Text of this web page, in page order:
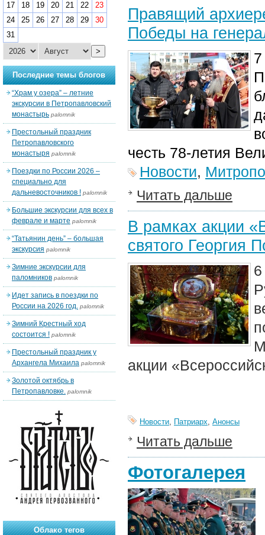
Правящий
Победы на
честь 78-летия
Новости,
Читать дальше
В рамках акции
святого Георгия
акции
Новости, Патриарх, Анонсы
Читать дальше
Фотогалерея
17
18 19 20 21 22
23
24
25 26 27 28 29
30
31
>
Последние темы блогов
“Храм у озера” – летние
экскурсии в Петропавловский
монастырь palomnik
Престольный праздник
Петропавловского
монастыря palomnik
Поездки по России 2026 –
специально для
дальневосточников ! palomnik
Большие экскурсии для всех в
феврале и марте palomnik
“Татьянин день” – большая
экскурсия palomnik
Зимние экскурсии для
паломников palomnik
Идет запись в поездки по
России на 2026 год. palomnik
Зимний Крестный ход
состоится ! palomnik
Престольный праздник у
Архангела Михаила palomnik
Золотой октябрь в
Петропавловке. palomnik
Облако тегов